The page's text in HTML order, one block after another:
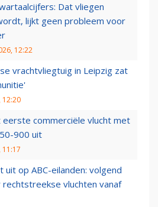
Dat vliegen
lijkt geen probleem voor
12:22
vrachtvliegtuig in Leipzig zat
12:20
eerste commerciële vlucht met
900 uit
11:17
uit op ABC-eilanden: volgend
rechtstreekse vluchten vanaf